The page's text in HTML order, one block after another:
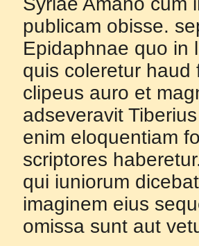
publicam obisse.
Epidaphnae quo in
quis coleretur haud
clipeus auro et
adseveravit
enim eloquentiam
scriptores
qui iuniorum
imaginem eius
omissa sunt aut